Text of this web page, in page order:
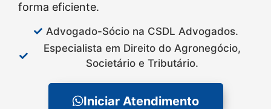
forma eficiente.
Advogado-Sócio na CSDL Advogados.
Especialista em Direito do Agronegócio,
Societário e Tributário.
Iniciar Atendimento